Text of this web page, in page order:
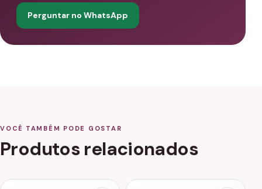
Perguntar no WhatsApp
VOCÊ TAMBÉM PODE GOSTAR
Produtos relacionados